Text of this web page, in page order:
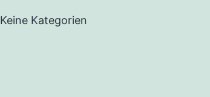
Keine Kategorien